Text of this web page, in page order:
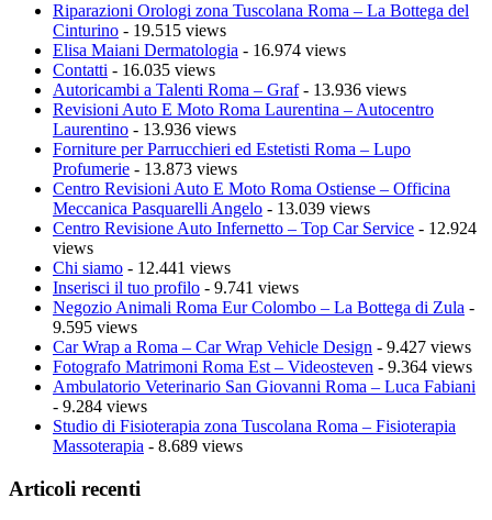
Riparazioni Orologi zona Tuscolana Roma – La Bottega del
Cinturino - 19.515 views
Elisa Maiani Dermatologia - 16.974 views
Contatti - 16.035 views
Autoricambi a Talenti Roma – Graf- 13.936 views
Revisioni Auto E Moto Roma Laurentina – Autocentro
Laurentino - 13.936 views
Forniture per Parrucchieri ed Estetisti Roma – Lupo
Profumerie - 13.873 views
Centro Revisioni Auto E Moto Roma Ostiense – Officina
Meccanica Pasquarelli Angelo - 13.039 views
Centro Revisione Auto Infernetto – Top Car Service - 12.924
views
Chi siamo - 12.441 views
Inserisci il tuo profilo - 9.741 views
Negozio Animali Roma Eur Colombo – La Bottega di Zula -
9.595 views
Car Wrap a Roma – Car Wrap Vehicle Design - 9.427 views
Fotografo Matrimoni Roma Est – Videosteven - 9.364 views
Ambulatorio Veterinario San Giovanni Roma – Luca Fabiani
- 9.284 views
Studio di Fisioterapia zona Tuscolana Roma – Fisioterapia
Massoterapia - 8.689 views
Articoli recenti